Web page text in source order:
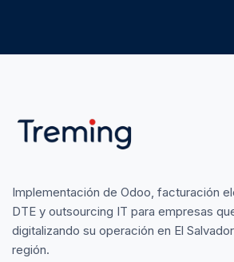
Implementación de Odoo, facturación
DTE y outsourcing IT para empresas
digitalizando su operación en El
región.